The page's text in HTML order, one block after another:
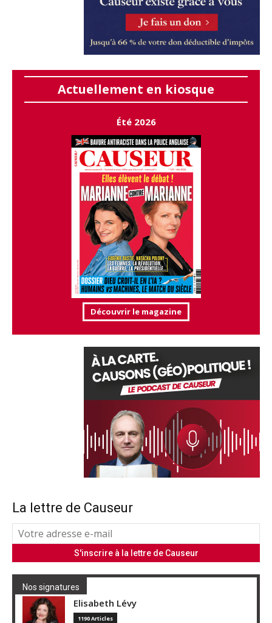
Actuellement en kiosque
Été 2026
Découvrir le magazine
La lettre de Causeur
Nos signatures
Elisabeth Lévy
1190 Articles